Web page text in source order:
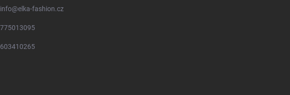
info@elka-fashion.cz
775013095
603410265